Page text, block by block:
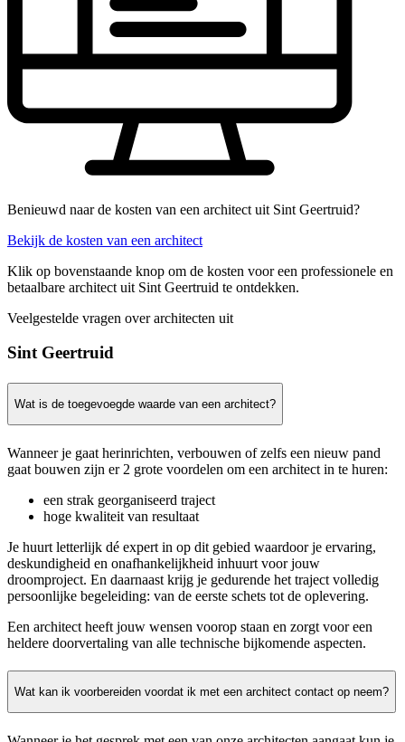
Benieuwd naar de kosten van een architect uit Sint Geertruid?
Bekijk de kosten van een architect
Klik op bovenstaande knop om de kosten voor een professionele en
betaalbare architect uit Sint Geertruid te ontdekken.
Veelgestelde vragen over architecten uit
Sint Geertruid
Wat is de toegevoegde waarde van een architect?
Wanneer je gaat herinrichten, verbouwen of zelfs een nieuw pand
gaat bouwen zijn er 2 grote voordelen om een architect in te huren:
een strak georganiseerd traject
hoge kwaliteit van resultaat
Je huurt letterlijk dé expert in op dit gebied waardoor je ervaring,
deskundigheid en onafhankelijkheid inhuurt voor jouw
droomproject. En daarnaast krijg je gedurende het traject volledig
persoonlijke begeleiding: van de eerste schets tot de oplevering.
Een architect heeft jouw wensen voorop staan en zorgt voor een
heldere doorvertaling van alle technische bijkomende aspecten.
Wat kan ik voorbereiden voordat ik met een architect contact op neem?